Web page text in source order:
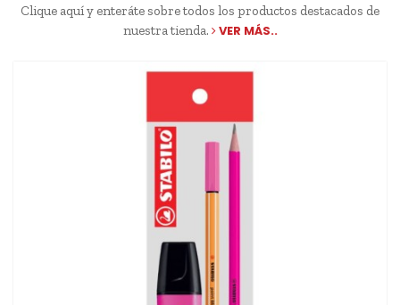
Clique aquí y enteráte sobre todos los productos destacados de
nuestra tienda. VER MÁS..